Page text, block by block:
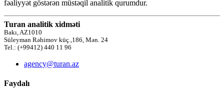
fəaliyyət göstərən müstəqil analitik qurumdur.
Turan analitik xidməti
Bakı, AZ1010
Süleyman Rəhimov küç.,186, Mən. 24
Tel.: (+99412) 440 11 96
agency@turan.az
Faydalı